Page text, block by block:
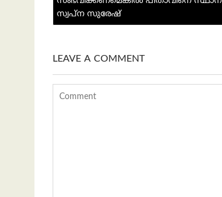
സ്വപ്ന സുരേഷ്
LEAVE A COMMENT